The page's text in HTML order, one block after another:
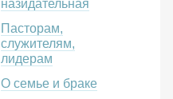
назидательная
Пасторам,
служителям,
лидерам
О семье и браке